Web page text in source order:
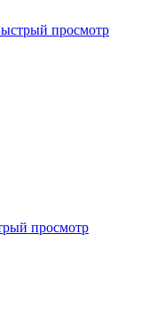
просмотр
просмотр